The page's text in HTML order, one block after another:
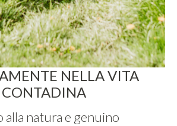
NELLA VITA
CONTADINA
alla natura e genuino